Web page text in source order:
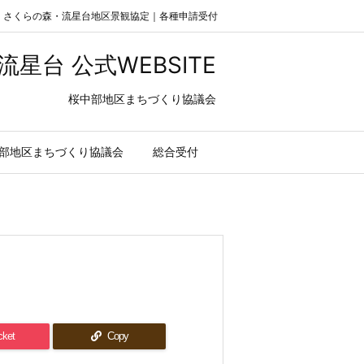
星台 公式WEBSITE
桜中部地区まちづくり協議会
地区まちづくり協議会 総合受付
くらの森・流星台地区景観協定｜各種申請受付
Copy